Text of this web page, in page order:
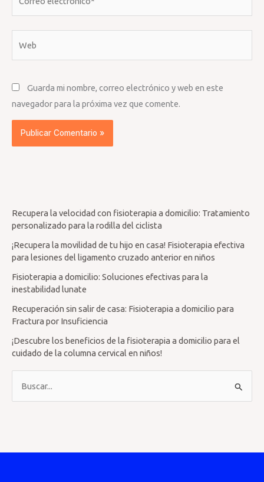
Guarda mi nombre, correo electrónico y web en este
navegador para la próxima vez que comente.
Recupera la velocidad con fisioterapia a domicilio: Tratamiento
personalizado para la rodilla del ciclista
¡Recupera la movilidad de tu hijo en casa! Fisioterapia efectiva
para lesiones del ligamento cruzado anterior en niños
Fisioterapia a domicilio: Soluciones efectivas para la
inestabilidad lunate
Recuperación sin salir de casa: Fisioterapia a domicilio para
Fractura por Insuficiencia
¡Descubre los beneficios de la fisioterapia a domicilio para el
cuidado de la columna cervical en niños!